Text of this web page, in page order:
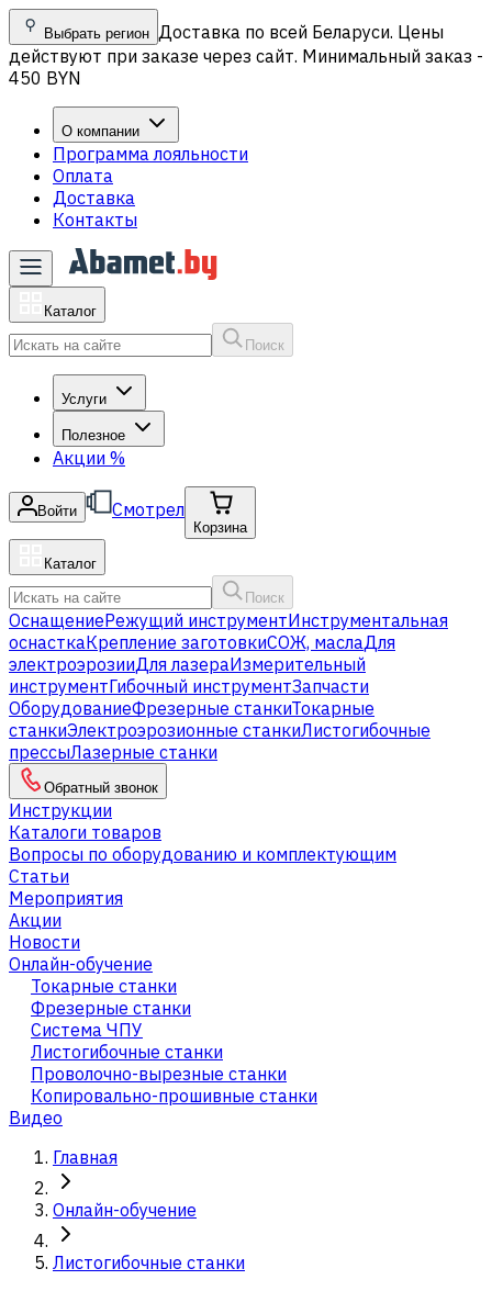
Выбрать регион Доставка по всей Беларуси. Цены
действуют при заказе через сайт. Минимальный заказ -
450 BYN
О компании
Программа лояльности
Оплата
Доставка
Контакты
Каталог
Поиск
Услуги
Полезное
Акции %
Войти Смотрел
Корзина
Каталог
Поиск
ОснащениеРежущий инструментИнструментальная
оснасткаКрепление заготовкиСОЖ, маслаДля
электроэрозииДля лазераИзмерительный
инструментГибочный инструментЗапчасти
ОборудованиеФрезерные станкиТокарные
станкиЭлектроэрозионные станкиЛистогибочные
прессыЛазерные станки
Обратный звонок
Инструкции
Каталоги товаров
Вопросы по оборудованию и комплектующим
Статьи
Мероприятия
Акции
Новости
Онлайн-обучение
Токарные станки
Фрезерные станки
Система ЧПУ
Листогибочные станки
Проволочно-вырезные станки
Копировально-прошивные станки
Видео
Главная
Онлайн-обучение
Листогибочные станки